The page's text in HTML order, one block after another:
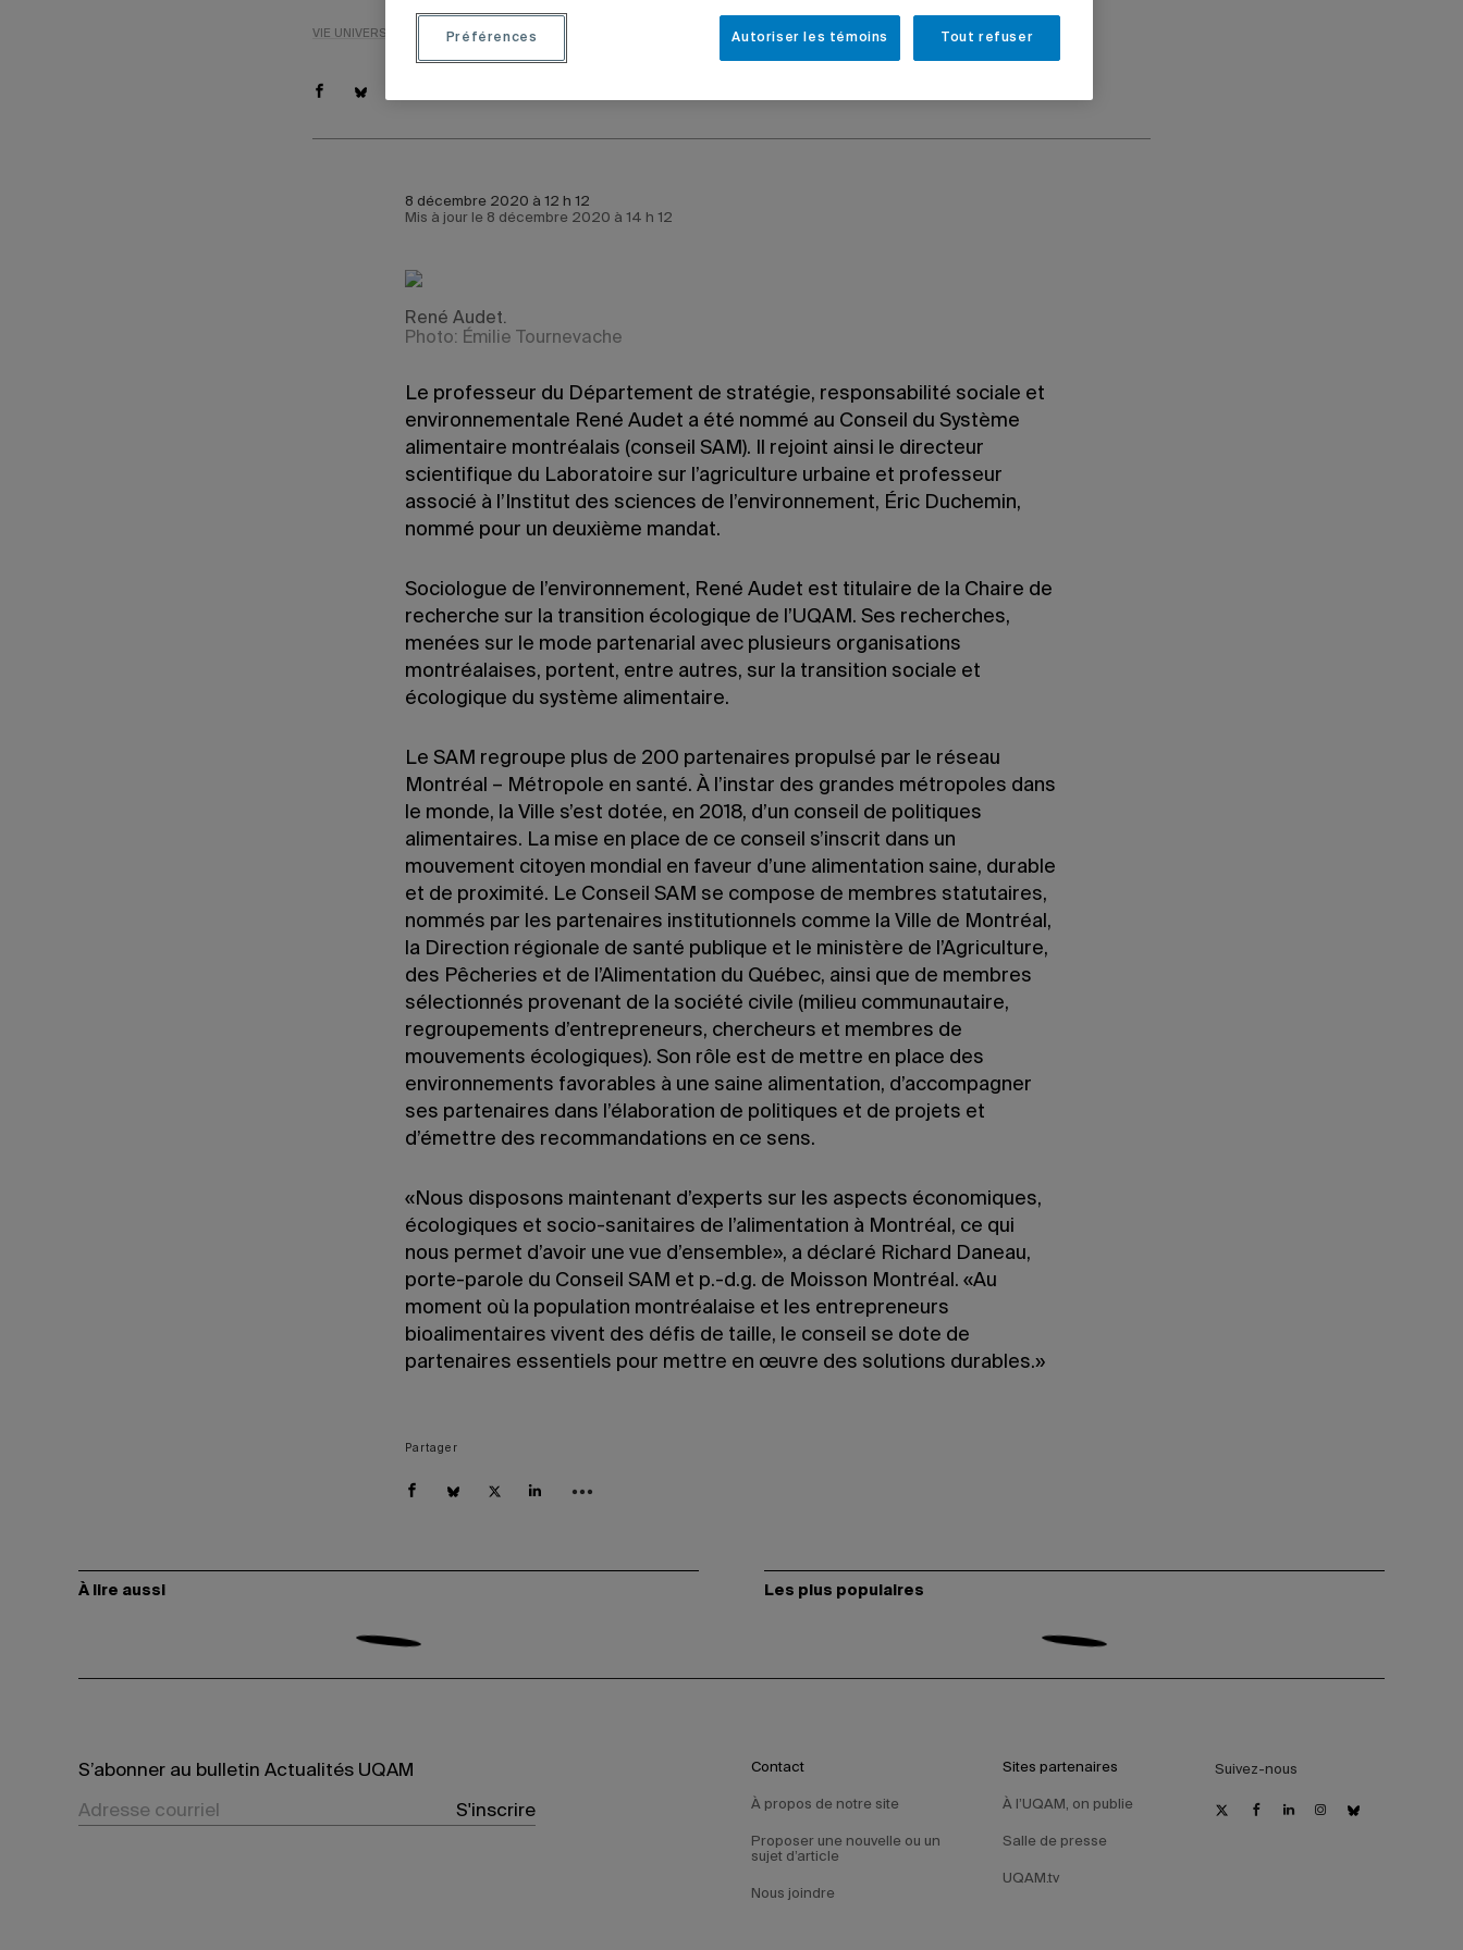
VIE UNIVERSITAIRE NOMINATIONS
8 décembre 2020 à 12 h 12
Mis à jour le 8 décembre 2020 à 14 h 12
René Audet.
Photo: Émilie Tournevache
Le professeur du Département de stratégie, responsabilité sociale et
environnementale René Audet a été nommé au Conseil du Système
alimentaire montréalais (conseil SAM). Il rejoint ainsi le directeur
scientifique du Laboratoire sur l’agriculture urbaine et professeur
associé à l’Institut des sciences de l’environnement, Éric Duchemin,
nommé pour un deuxième mandat.
Sociologue de l’environnement, René Audet est titulaire de la Chaire de
recherche sur la transition écologique de l’UQAM. Ses recherches,
menées sur le mode partenarial avec plusieurs organisations
montréalaises, portent, entre autres, sur la transition sociale et
écologique du système alimentaire.
Le SAM regroupe plus de 200 partenaires propulsé par le réseau
Montréal – Métropole en santé. À l’instar des grandes métropoles dans
le monde, la Ville s’est dotée, en 2018, d’un conseil de politiques
alimentaires. La mise en place de ce conseil s’inscrit dans un
mouvement citoyen mondial en faveur d’une alimentation saine, durable
et de proximité. Le Conseil SAM se compose de membres statutaires,
nommés par les partenaires institutionnels comme la Ville de Montréal,
la Direction régionale de santé publique et le ministère de l’Agriculture,
des Pêcheries et de l’Alimentation du Québec, ainsi que de membres
sélectionnés provenant de la société civile (milieu communautaire,
regroupements d’entrepreneurs, chercheurs et membres de
mouvements écologiques). Son rôle est de mettre en place des
environnements favorables à une saine alimentation, d’accompagner
ses partenaires dans l’élaboration de politiques et de projets et
d’émettre des recommandations en ce sens.
«Nous disposons maintenant d’experts sur les aspects économiques,
écologiques et socio-sanitaires de l’alimentation à Montréal, ce qui
nous permet d’avoir une vue d’ensemble», a déclaré Richard Daneau,
porte-parole du Conseil SAM et p.-d.g. de Moisson Montréal. «Au
moment où la population montréalaise et les entrepreneurs
bioalimentaires vivent des défis de taille, le conseil se dote de
partenaires essentiels pour mettre en œuvre des solutions durables.»
Partager
À lire aussi Les plus populaires
S’abonner au bulletin Actualités UQAM
S'inscrire
Contact
À propos de notre site
Proposer une nouvelle ou un
sujet d’article
Nous joindre
Sites partenaires
À l’UQAM, on publie
Salle de presse
UQAM.tv
Suivez-nous
Tout refuser
Autoriser les témoins
Préférences